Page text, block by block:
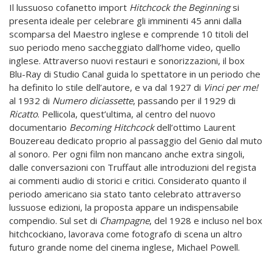
Il lussuoso cofanetto import Hitchcock the Beginningsi
presenta ideale per celebrare gli imminenti 45 anni dalla
scomparsa del Maestro inglese e comprende 10 titoli del
suo periodo meno saccheggiato dall’home video, quello
inglese. Attraverso nuovi restauri e sonorizzazioni, il box
Blu-Ray di Studio Canal guida lo spettatore in un periodo che
ha definito lo stile dell’autore, e va dal 1927 di Vinci per me!
al 1932 di Numero diciassette, passando per il 1929 di
Ricatto. Pellicola, quest’ultima, al centro del nuovo
documentario Becoming Hitchcockdell’ottimo Laurent
Bouzereau dedicato proprio al passaggio del Genio dal muto
al sonoro. Per ogni film non mancano anche extra singoli,
dalle conversazioni con Truffaut alle introduzioni del regista
ai commenti audio di storici e critici. Considerato quanto il
periodo americano sia stato tanto celebrato attraverso
lussuose edizioni, la proposta appare un indispensabile
compendio. Sul set di Champagne, del 1928 e incluso nel box
hitchcockiano, lavorava come fotografo di scena un altro
futuro grande nome del cinema inglese, Michael Powell.